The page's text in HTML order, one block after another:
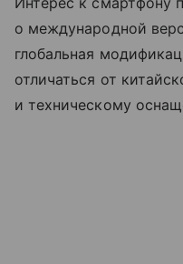
о международной
глобальная
отличаться от
и техническому